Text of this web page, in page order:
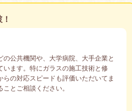
の公共機関や、大学病院、大手企業と
います。特にガラスの施工技術と修
の対応スピードも評価いただいてま
とご相談ください。